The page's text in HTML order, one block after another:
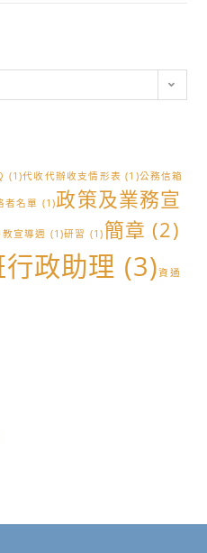
(1)代收代辦收支情形表 (1)公務信箱
者名單 (1)政策及業務宣
教宣導週 (1)研習 (1) 簡章 (2)
政助理 (3)資通